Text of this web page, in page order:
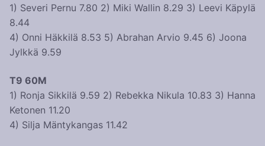
1) Severi Pernu 7.80 2) Miki Wallin 8.29 3) Leevi Käpylä
8.44
4) Onni Häkkilä 8.53 5) Abrahan Arvio 9.45 6) Joona
Jylkkä 9.59
T9 60M
1) Ronja Sikkilä 9.59 2) Rebekka Nikula 10.83 3) Hanna
Ketonen 11.20
4) Silja Mäntykangas 11.42